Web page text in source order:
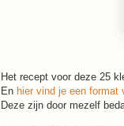
Het recept voor deze 25
En hier vind je een format
Deze zijn door mezelf